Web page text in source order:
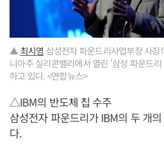
▲ 최시영 삼성전자 파운드리사업부장 사
니아주 실리콘밸리에서 열린 '삼성 파운드
하고 있다. <연합뉴스>
△IBM의 반도체 칩 수주
삼성전자 파운드리가 IBM의 두 개
다.